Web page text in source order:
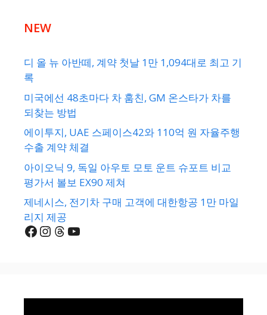
NEW
디 올 뉴 아반떼, 계약 첫날 1만 1,094대로 최고 기
록
미국에선 48초마다 차 훔친, GM 온스타가 차를
되찾는 방법
에이투지, UAE 스페이스42와 110억 원 자율주행
수출 계약 체결
아이오닉 9, 독일 아우토 모토 운트 슈포트 비교
평가서 볼보 EX90 제쳐
제네시스, 전기차 구매 고객에 대한항공 1만 마일
리지 제공
Facebook
Instagram
Threads
YouTube